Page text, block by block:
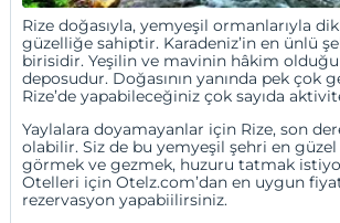
Rize doğasıyla, yemyeşil ormanlarıyla
güzelliğe sahiptir. Karadeniz’in en ünlü
birisidir. Yeşilin ve mavinin hâkim
deposudur. Doğasının yanında pek çok
Rize’de yapabileceğiniz çok sayıda
Yaylalara doyamayanlar için Rize, son
olabilir. Siz de bu yemyeşil şehri en
görmek ve gezmek, huzuru tatmak
Otelleri için Otelz.com’dan en uygun
rezervasyon yapabiilirsiniz.